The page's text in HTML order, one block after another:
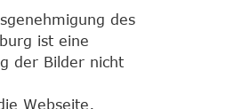
des
ist eine
der Bilder nicht
Webseite,